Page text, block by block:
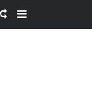
Ol
Rastgele Makale
Kenar